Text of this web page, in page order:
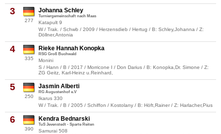
3
277
Johanna Schley
Turniergemeinschaft nach Maas
Katapult 9
W / Trak. / Schwb / 2009 / Herzensdieb / Hertug / B: Schley,Johanna / Z:
Döllner,Antonia
4
335
Rieke Hannah Konopka
RSG Groß Buchwald
Monini
S / Hann / B / 2017 / Morricone I / Don Darius / B: Konopka,Dr. Simone / Z:
ZG Geitz, Karl-Heinz u.Reinhard,
5
250
Jasmin Alberti
RG Augustenhof e.V
Ikarus 330
W / Trak. / B / 2005 / Schiffon / Kostolany / B: Höft,Rainer / Z: Harlacher,Pius
6
390
Kendra Bednarski
TuS Jevenstedt - Sparte Reiten
Samurai 508